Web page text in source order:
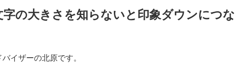
字の大きさを知らないと印象ダウンにつな
イザーの北原です。